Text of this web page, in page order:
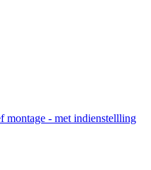
montage - met indienstellling